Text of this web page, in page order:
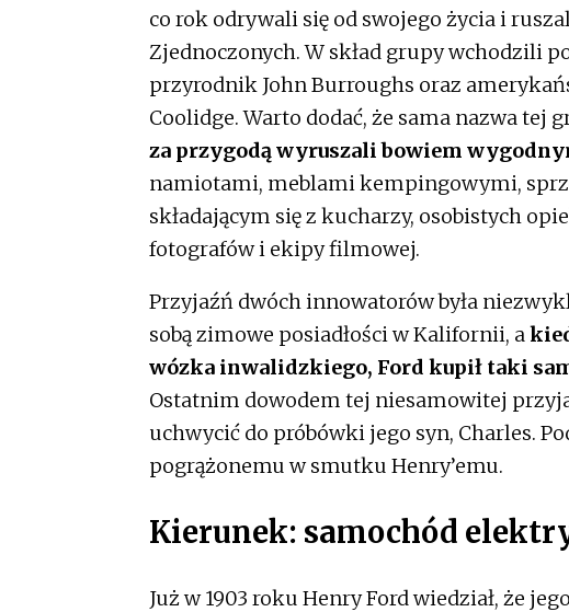
co rok odrywali się od swojego życia i
Zjednoczonych. W skład grupy wchodzili
przyrodnik John Burroughs oraz
Coolidge. Warto dodać, że sama nazwa tej
za przygodą wyruszali bowiem
namiotami, meblami kempingowymi,
składającym się z kucharzy, osobistych
fotografów i ekipy filmowej.
Przyjaźń dwóch innowatorów była
sobą zimowe posiadłości w Kalifornii, a
wózka inwalidzkiego, Ford kupił taki
Ostatnim dowodem tej niesamowitej
uchwycić do próbówki jego syn, Charles.
pogrążonemu w smutku Henry’emu.
Kierunek: samochód
Już w 1903 roku Henry Ford wiedział, że